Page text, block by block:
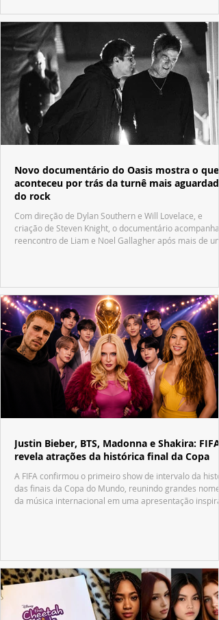
Novo documentário do Oasis mostra o que
aconteceu por trás da turnê mais aguardada
do rock
Com direção de Dylan Southern e Will Lovelace, e
criação de Steven Knight, o documentário acompanha
reencontro de Liam e Noel Gallagher após mais de
Justin Bieber, BTS, Madonna e Shakira: FIFA
revela atrações da histórica final da Copa
A FIFA confirmou o primeiro show de intervalo da
das finais da Copa do Mundo, reunindo grandes nomes
da música internacional em uma apresentação